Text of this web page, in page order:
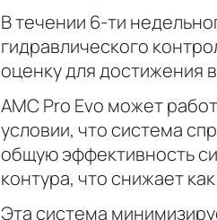
В течении 6-ти
гидравлического
оценку для достижения
AMC Pro Evo может
условии, что система
общую эффективность
контура, что снижает
Эта система